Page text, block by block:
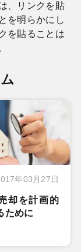
、リンクを貼
を明らかにし
を貼ることは
年03月27日
却を計画的
ために